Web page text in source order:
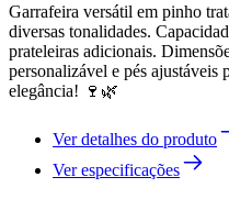
Garrafeira versátil em pinho
diversas tonalidades.
prateleiras adicionais.
personalizável e pés ajustáveis
elegância! 🍷🌿
Ver detalhes do produto
Ver especificações